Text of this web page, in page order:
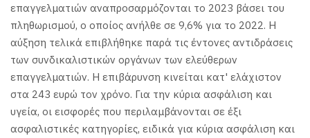
επαγγελματιών αναπροσαρμόζονται το 2023 βάσει του
πληθωρισμού, ο οποίος ανήλθε σε 9,6% για το 2022. Η
αύξηση τελικά επιβλήθηκε παρά τις έντονες αντιδράσεις
των συνδικαλιστικών οργάνων των ελεύθερων
επαγγελματιών. Η επιβάρυνση κινείται κατ' ελάχιστον
στα 243 ευρώ τον χρόνο. Για την κύρια ασφάλιση και
υγεία, οι εισφορές που περιλαμβάνονται σε έξι
ασφαλιστικές κατηγορίες, ειδικά για κύρια ασφάλιση και